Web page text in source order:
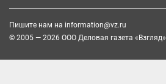
Пишите нам на information@vz.ru
© 2005 — 2026 ООО Деловая газета «Взгляд»